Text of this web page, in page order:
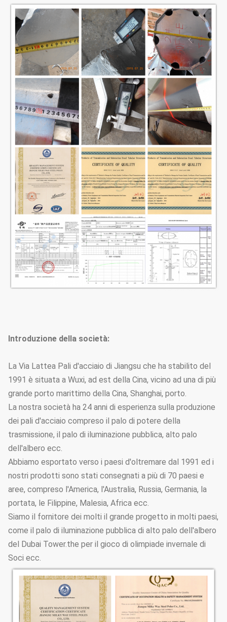
Introduzione della società:
La Via Lattea Pali d'acciaio di Jiangsu che ha stabilito del
1991 è situata a Wuxi, ad est della Cina, vicino ad una di più
grande porto marittimo della Cina, Shanghai, porto.
La nostra società ha 24 anni di esperienza sulla produzione
dei pali d'acciaio compreso il palo di potere della
trasmissione, il palo di iluminazione pubblica, alto palo
dell'albero ecc.
Abbiamo esportato verso i paesi d'oltremare dal 1991 ed i
nostri prodotti sono stati consegnati a più di 70 paesi e
aree, compreso l'America, l'Australia, Russia, Germania, la
portata, le Filippine, Malesia, Africa ecc.
Siamo il fornitore dei molti il grande progetto in molti paesi,
come il palo di iluminazione pubblica di alto palo dell'albero
del Dubai Tower.the per il gioco di olimpiade invernale di
Soci ecc.